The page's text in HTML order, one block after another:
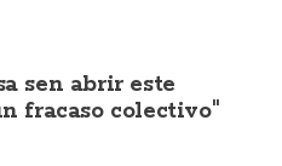
sen abrir este
fracaso colectivo"